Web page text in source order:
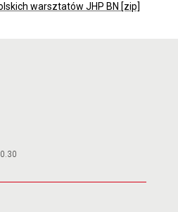
warsztatów JHP BN [zip]
godziny